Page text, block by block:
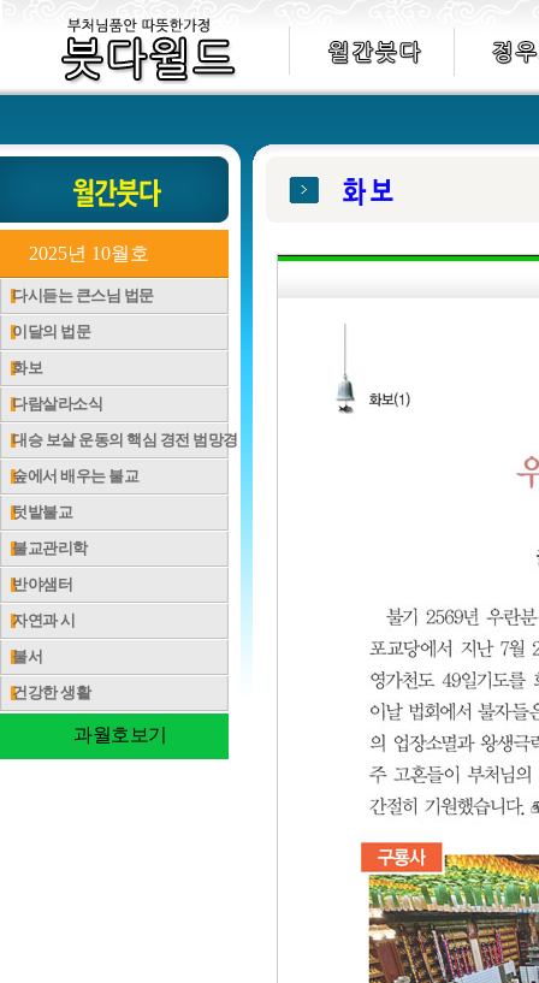
2025년 10월호
다시듣는 큰스님 법문
이달의 법문
화보
다람살라소식
대승 보살 운동의 핵심 경전 범망경
숲에서 배우는 불교
텃밭불교
불교관리학
반야샘터
자연과 시
불서
건강한 생활
과월호보기